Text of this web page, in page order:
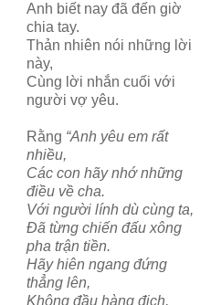
Anh biết nay đã đến giờ
chia tay.
Thản nhiên nói những lời
này,
Cùng lời nhắn cuối với
người vợ yêu.
Rằng “Anh yêu em rất
nhiều,
Các con hãy nhớ những
điều về cha.
Với người lính dù cùng ta,
Đã từng chiến đấu xông
pha trận tiền.
Hãy hiên ngang đứng
thẳng lên,
Không đầu hàng địch,